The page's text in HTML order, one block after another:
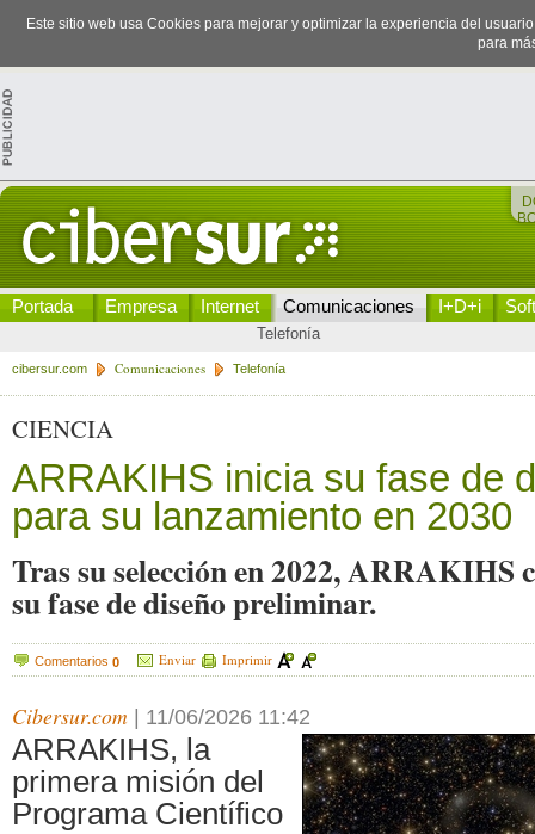
Este sitio web usa Cookies para mejorar y optimizar la experiencia del
para
Portada Empresa Internet Comunicaciones I+D+i
Telefonía
cibersur.com Comunicaciones Telefonía
CIENCIA
ARRAKIHS inicia su fase de
para su lanzamiento en 2030
Tras su selección en 2022, ARRAKIHS
su fase de diseño preliminar.
Comentarios 0 Enviar Imprimir
Cibersur.com 11/06/2026 11:42
ARRAKIHS, la
primera misión del
Programa Científico